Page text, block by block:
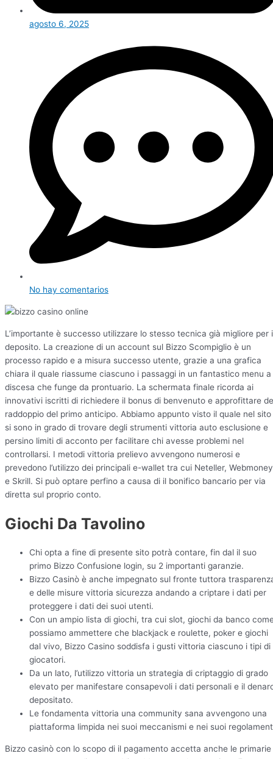
agosto 6, 2025
No hay comentarios
L’importante è successo utilizzare lo stesso tecnica già migliore per
deposito. La creazione di un account sul Bizzo Scompiglio è un
processo rapido e a misura successo utente, grazie a una grafica
chiara il quale riassume ciascuno i passaggi in un fantastico menu a
discesa che funge da prontuario. La schermata finale ricorda ai
innovativi iscritti di richiedere il bonus di benvenuto e approfittare
raddoppio del primo anticipo. Abbiamo appunto visto il quale nel sito
si sono in grado di trovare degli strumenti vittoria auto esclusione e
persino limiti di acconto per facilitare chi avesse problemi nel
controllarsi. I metodi vittoria prelievo avvengono numerosi e
prevedono l’utilizzo dei principali e-wallet tra cui Neteller, Webmoney
e Skrill. Si può optare perfino a causa di il bonifico bancario per via
diretta sul proprio conto.
Giochi Da Tavolino
Chi opta a fine di presente sito potrà contare, fin dal il suo
primo Bizzo Confusione login, su 2 importanti garanzie.
Bizzo Casinò è anche impegnato sul fronte tuttora
e delle misure vittoria sicurezza andando a criptare i dati per
proteggere i dati dei suoi utenti.
Con un ampio lista di giochi, tra cui slot, giochi da banco
possiamo ammettere che blackjack e roulette, poker e giochi
dal vivo, Bizzo Casino soddisfa i gusti vittoria ciascuno i tipi di
giocatori.
Da un lato, l’utilizzo vittoria un strategia di criptaggio di grado
elevato per manifestare consapevoli i dati personali e il
depositato.
Le fondamenta vittoria una community sana avvengono una
piattaforma limpida nei suoi meccanismi e nei suoi
Bizzo casinò con lo scopo di il pagamento accetta anche le primarie